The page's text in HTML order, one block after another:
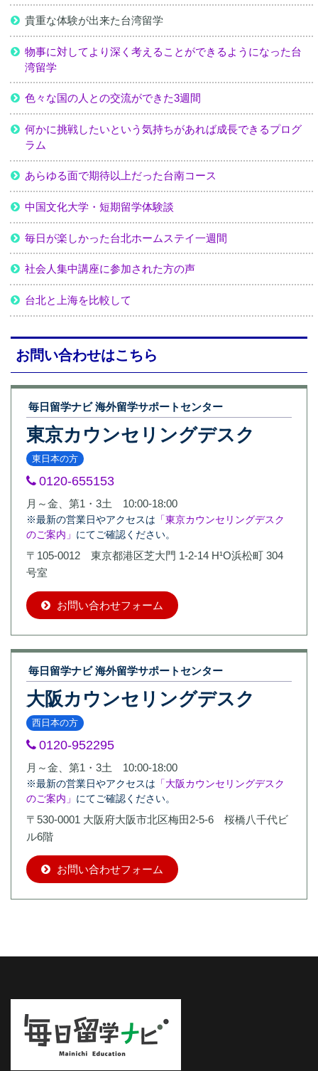
貴重な体験が出来た台湾留学
物事に対してより深く考えることができるようになった台
湾留学
色々な国の人との交流ができた3週間
何かに挑戦したいという気持ちがあれば成長できるプログ
ラム
あらゆる面で期待以上だった台南コース
中国文化大学・短期留学体験談
毎日が楽しかった台北ホームステイ一週間
社会人集中講座に参加された方の声
台北と上海を比較して
お問い合わせはこちら
毎日留学ナビ 海外留学サポートセンター
東京カウンセリングデスク
東日本の方
0120-655153
月～金、第1・3土 10:00-18:00
※最新の営業日やアクセスは 「東京カウンセリングデスク
のご案内」 にてご確認ください。
〒105-0012 東京都港区芝大門 1-2-14 H¹O浜松町 304
号室
お問い合わせフォーム
毎日留学ナビ 海外留学サポートセンター
大阪カウンセリングデスク
西日本の方
0120-952295
月～金、第1・3土 10:00-18:00
※最新の営業日やアクセスは 「大阪カウンセリングデスク
のご案内」 にてご確認ください。
〒530-0001 大阪府大阪市北区梅田2-5-6 桜橋八千代ビ
ル6階
お問い合わせフォーム